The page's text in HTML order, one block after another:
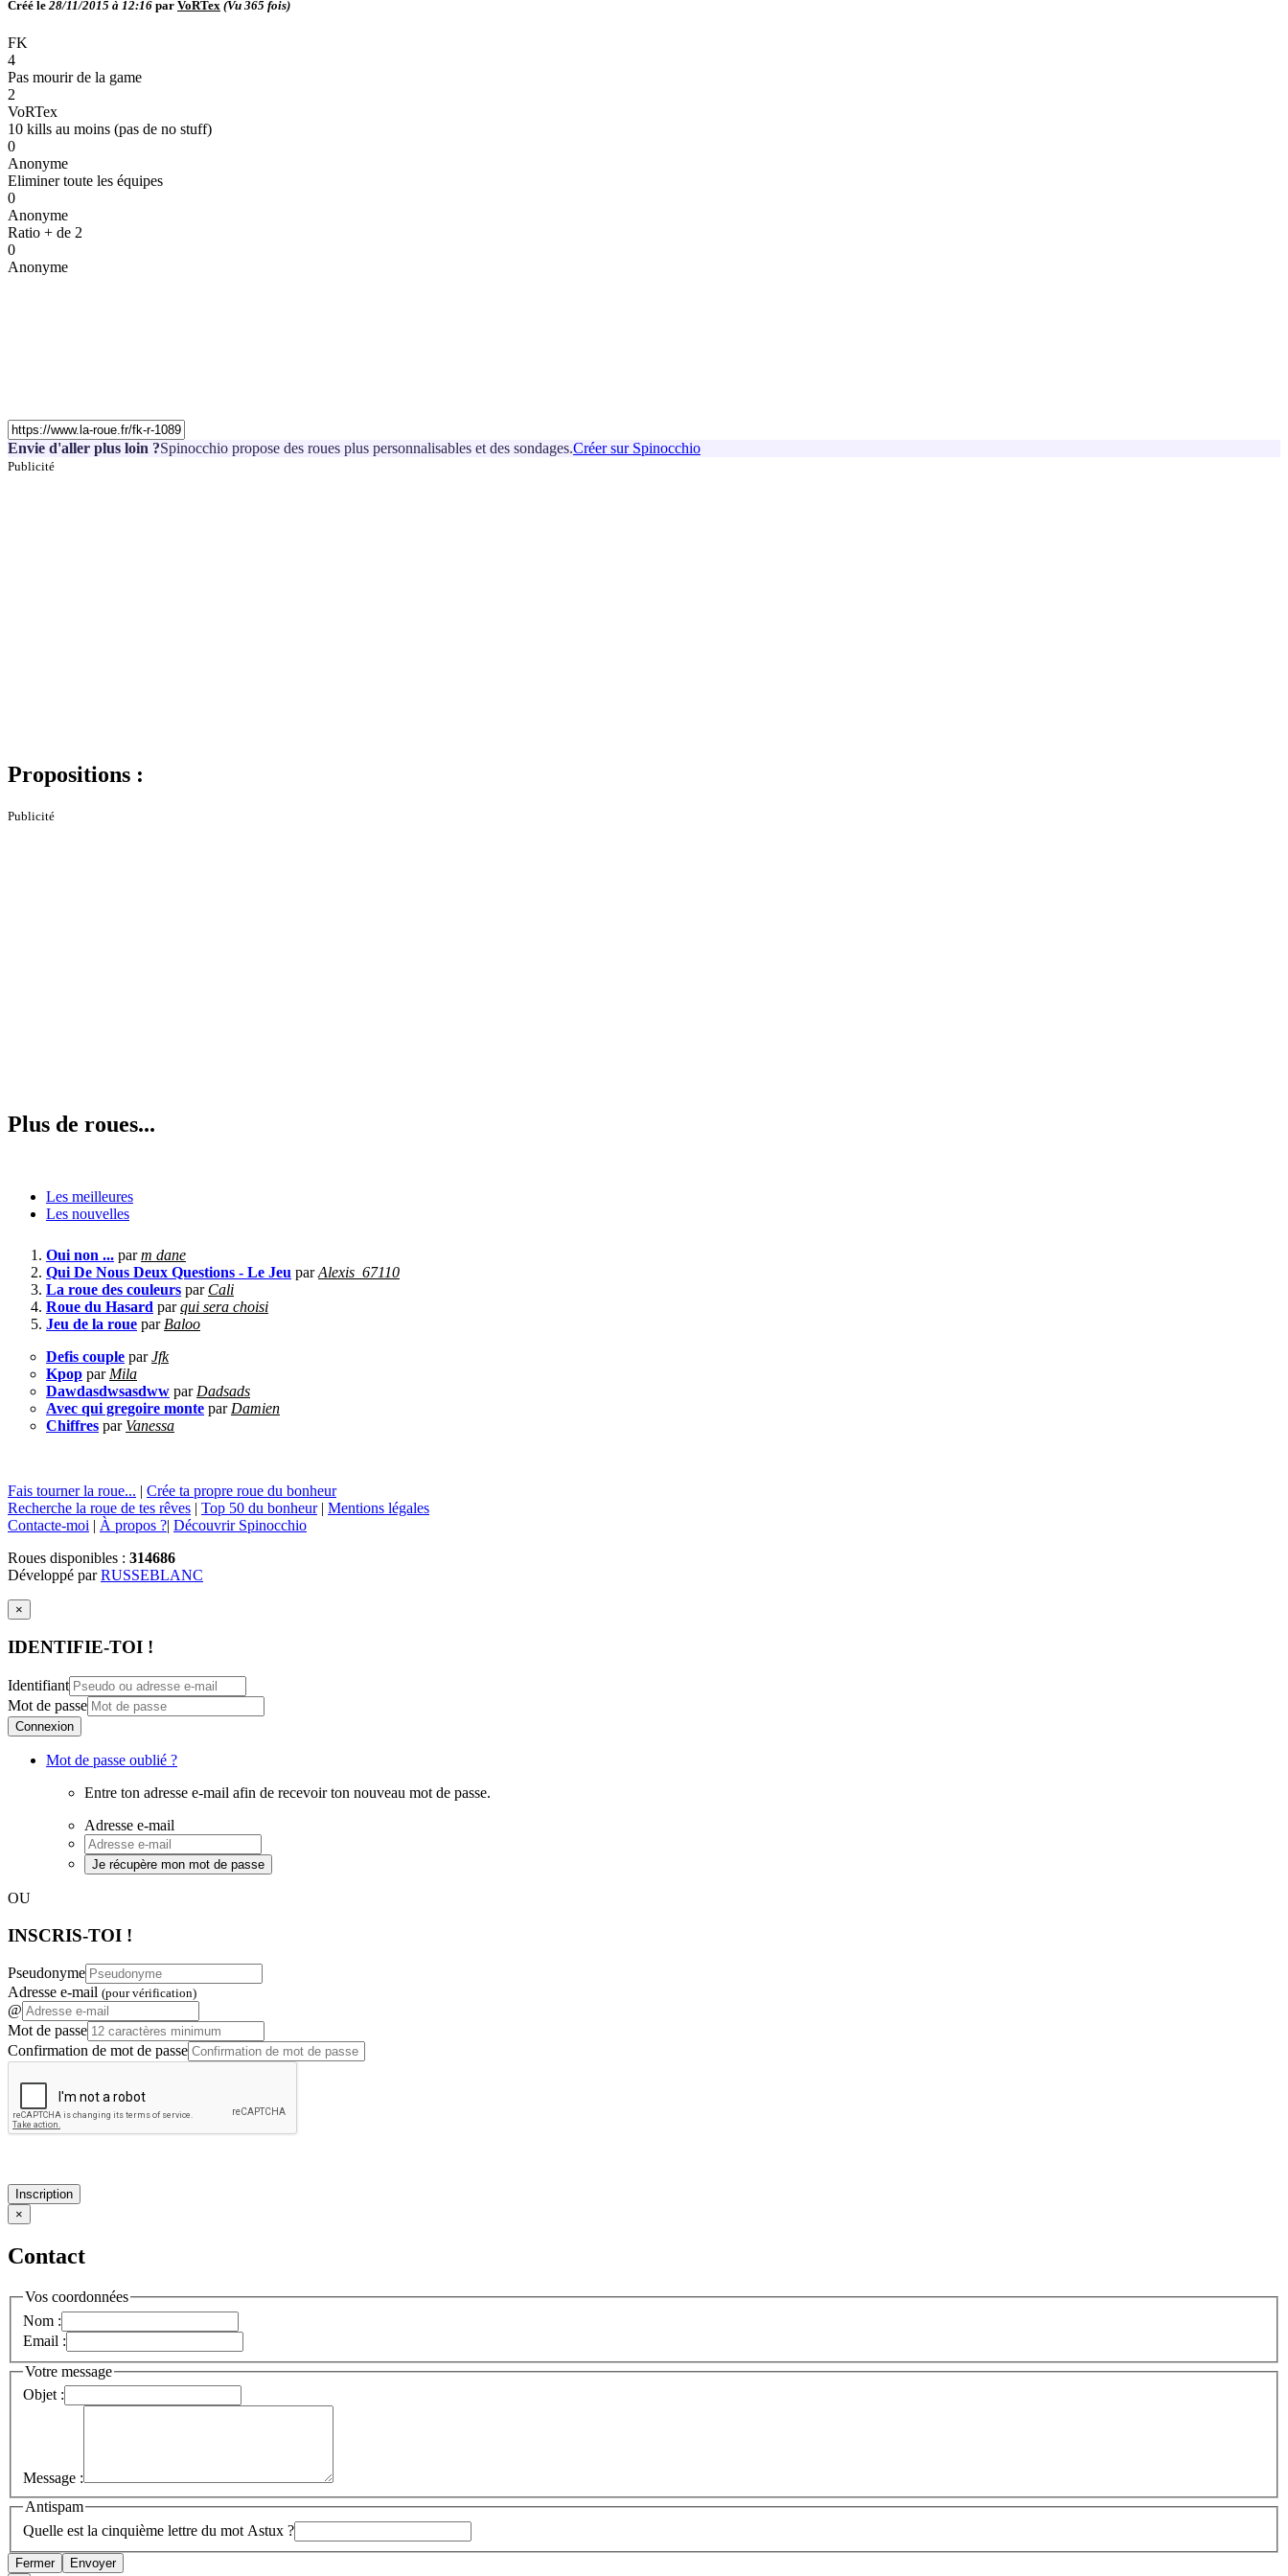
Créé le 28/11/2015 à 12:16 par VoRTex (Vu 365 fois)
FK
4
Pas mourir de la game
2
VoRTex
10 kills au moins (pas de no stuff)
0
Anonyme
Eliminer toute les équipes
0
Anonyme
Ratio + de 2
0
Anonyme
Envie d'aller plus loin ?Spinocchio propose des roues plus personnalisables et des sondages.Créer sur Spinocchio
Publicité
Propositions :
Publicité
Plus de roues...
Les meilleures
Les nouvelles
Oui non ... parm dane
Qui De Nous Deux Questions - Le Jeu parAlexis_67110
La roue des couleurs par Cali
Roue du Hasard parqui sera choisi
Jeu de la roue par Baloo
Defis couple parJfk
Kpop par Mila
Dawdasdwsasdww par Dadsads
Avec qui gregoire monte par Damien
Chiffres par Vanessa
Fais tourner la roue... | Crée ta propre roue du bonheur
Recherche la roue de tes rêves | Top 50 du bonheur| Mentions légales
Contacte-moi | À propos ?| Découvrir Spinocchio
Roues disponibles : 314686
Développé parRUSSEBLANC
×
IDENTIFIE-TOI !
Identifiant
Mot de passe
Connexion
Mot de passe oublié ?
Entre ton adresse e-mail afin de recevoir ton nouveau mot de passe.
Adresse e-mail
Je récupère mon mot de passe
OU
INSCRIS-TOI !
Pseudonyme
Adresse e-mail (pour vérification)
@
Mot de passe
Confirmation de mot de passe
Inscription
×
Contact
Vos coordonnées
Nom :
Email :
Votre message
Objet :
Message :
Antispam
Quelle est la cinquième lettre du mot Astux ?
Fermer
Envoyer